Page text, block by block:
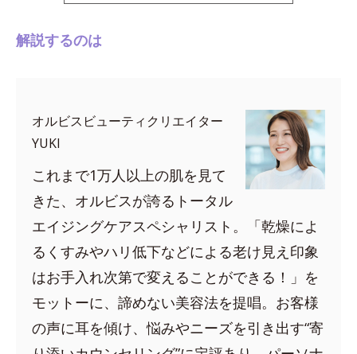
解説するのは
オルビスビューティクリエイター
YUKI
これまで1万人以上の肌を見て
きた、オルビスが誇るトータル
エイジングケアスペシャリスト。「乾燥によ
るくすみやハリ低下などによる老け見え印象
はお手入れ次第で変えることができる！」を
モットーに、諦めない美容法を提唱。お客様
の声に耳を傾け、悩みやニーズを引き出す“寄